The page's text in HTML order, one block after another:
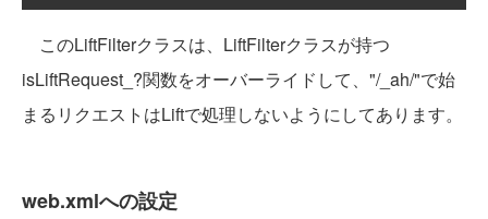
このLiftFilterクラスは、LiftFilterクラスが持つ
isLiftRequest_?関数をオーバーライドして、"/_ah/"で始
まるリクエストはLiftで処理しないようにしてあります。
web.xmlへの設定